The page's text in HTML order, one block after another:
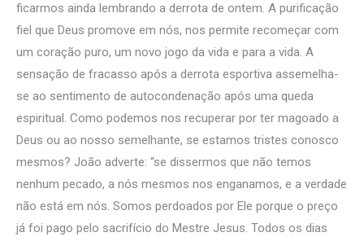
ficarmos ainda lembrando a derrota de ontem. A purificação
fiel que Deus promove em nós, nos permite recomeçar com
um coração puro, um novo jogo da vida e para a vida. A
sensação de fracasso após a derrota esportiva assemelha-
se ao sentimento de autocondenação após uma queda
espiritual. Como podemos nos recuperar por ter magoado a
Deus ou ao nosso semelhante, se estamos tristes conosco
mesmos? João adverte: “se dissermos que não temos
nenhum pecado, a nós mesmos nos enganamos, e a verdade
não está em nós. Somos perdoados por Ele porque o preço
já foi pago pelo sacrifício do Mestre Jesus. Todos os dias